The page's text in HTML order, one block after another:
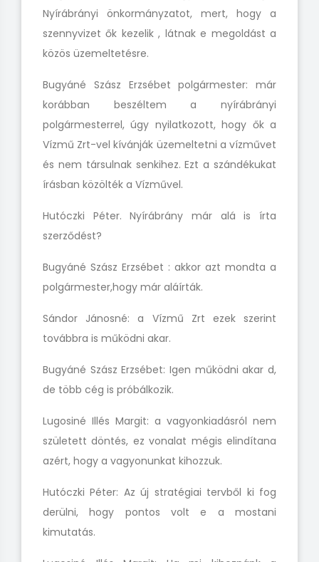
Nyírábrányi önkormányzatot, mert, hogy a
szennyvizet ők kezelik , látnak e megoldást a
közös üzemeltetésre.
Bugyáné Szász Erzsébet polgármester: már
korábban beszéltem a nyírábrányi
polgármesterrel, úgy nyilatkozott, hogy ők a
Vízmű Zrt-vel kívánják üzemeltetni a vízművet
és nem társulnak senkihez. Ezt a szándékukat
írásban közölték a Vízművel.
Hutóczki Péter. Nyírábrány már alá is írta
szerződést?
Bugyáné Szász Erzsébet : akkor azt mondta a
polgármester,hogy már aláírták.
Sándor Jánosné: a Vízmű Zrt ezek szerint
továbbra is működni akar.
Bugyáné Szász Erzsébet: Igen működni akar d,
de több cég is próbálkozik.
Lugosiné Illés Margit: a vagyonkiadásról nem
született döntés, ez vonalat mégis elindítana
azért, hogy a vagyonunkat kihozzuk.
Hutóczki Péter: Az új stratégiai tervből ki fog
derülni, hogy pontos volt e a mostani
kimutatás.